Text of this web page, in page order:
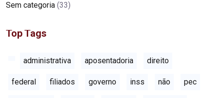
Sem categoria (33)
Top Tags
administrativa aposentadoria direito
federal filiados governo inss não pec